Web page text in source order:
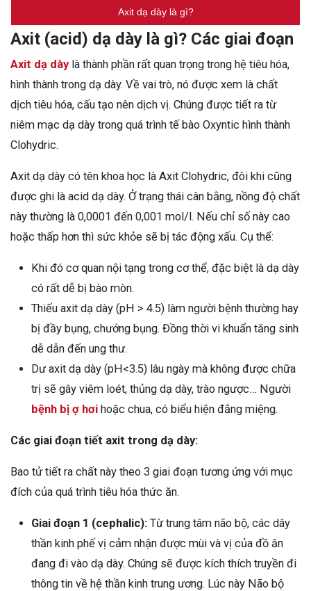
Axit dạ dày là gì?
Axit (acid) dạ dày là gì? Các giai đoạn
Axit dạ dàylà thành phần rất quan trọng trong hệ tiêu hóa,
hình thành trong dạ dày. Về vai trò, nó được xem là chất
dịch tiêu hóa, cấu tạo nên dịch vị. Chúng được tiết ra từ
niêm mạc dạ dày trong quá trình tế bào Oxyntic hình thành
Clohydric.
Axit dạ dày có tên khoa học là Axit Clohydric, đôi khi cũng
được ghi là acid dạ dày. Ở trạng thái cân bằng, nồng độ chất
này thường là 0,0001 đến 0,001 mol/l. Nếu chỉ số này cao
hoặc thấp hơn thì sức khỏe sẽ bị tác động xấu. Cụ thể:
Khi đó cơ quan nội tạng trong cơ thể, đặc biệt là dạ dày
có rất dễ bị bào mòn.
Thiếu axit dạ dày (pH > 4.5) làm người bệnh thường hay
bị đầy bụng, chướng bụng. Đồng thời vi khuẩn tăng sinh
dễ dẫn đến ung thư.
Dư axit dạ dày (pH<3.5) lâu ngày mà không được chữa
trị sẽ gây viêm loét, thủng dạ dày, trào ngược… Người
bệnh bị ợ hơi hoặc chua, có biểu hiện đắng miệng.
Các giai đoạn tiết axit trong dạ dày:
Bao tử tiết ra chất này theo 3 giai đoạn tương ứng với mục
đích của quá trình tiêu hóa thức ăn.
Giai đoạn 1 (cephalic): Từ trung tâm não bộ, các dây
thần kinh phế vị cảm nhận được mùi và vị của đồ ăn
đang đi vào dạ dày. Chúng sẽ được kích thích truyền đi
thông tin về hệ thần kinh trung ương. Lúc này Não bộ